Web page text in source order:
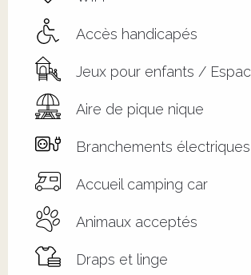
Accès handicapés
Jeux pour enfants /
Aire de pique nique
Branchements électriques
Accueil camping car
Animaux acceptés
Draps et linge